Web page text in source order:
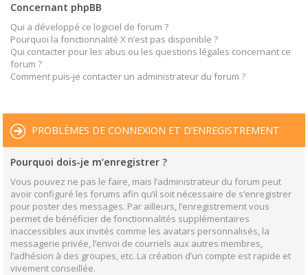
Concernant phpBB
Qui a développé ce logiciel de forum ?
Pourquoi la fonctionnalité X n’est pas disponible ?
Qui contacter pour les abus ou les questions légales concernant ce
forum ?
Comment puis-je contacter un administrateur du forum ?
PROBLÈMES DE CONNEXION ET D’ENREGISTREMENT
Pourquoi dois-je m’enregistrer ?
Vous pouvez ne pas le faire, mais l’administrateur du forum peut
avoir configuré les forums afin qu’il soit nécessaire de s’enregistrer
pour poster des messages. Par ailleurs, l’enregistrement vous
permet de bénéficier de fonctionnalités supplémentaires
inaccessibles aux invités comme les avatars personnalisés, la
messagerie privée, l’envoi de courriels aux autres membres,
l’adhésion à des groupes, etc. La création d’un compte est rapide et
vivement conseillée.